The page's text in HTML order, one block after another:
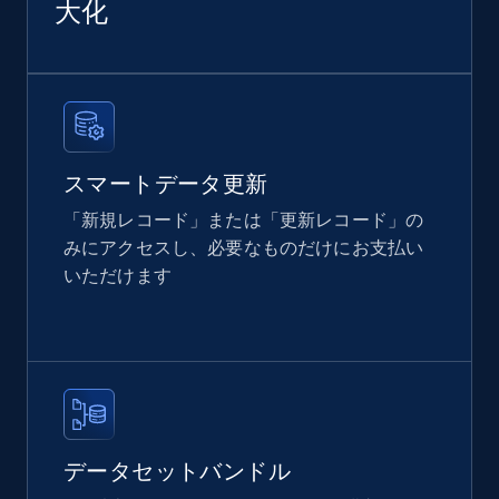
eCommerce
2.1K+ 353+ 今すぐ購入
Title, Seller name, Brand, Description, Initial
price, Currency, Availability, Reviews count, and
more.
eCommerce
大化
スマートデータ更新
「新規レコード」または「更新レコード」の
みにアクセスし、必要なものだけにお支払い
いただけます
データセットバンドル